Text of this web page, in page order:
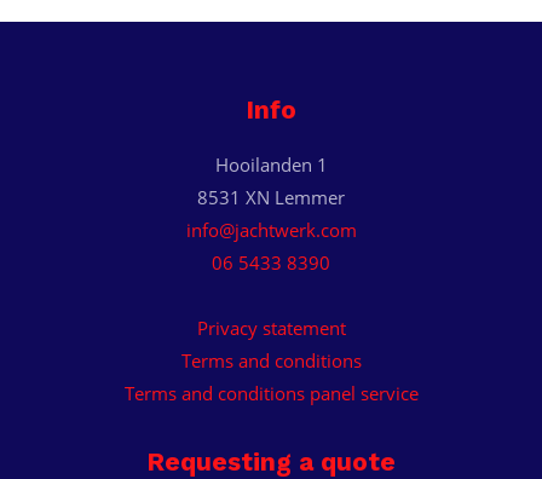
Info
Hooilanden 1
8531 XN Lemmer
info@jachtwerk.com
06 5433 8390
Privacy statement
Terms and conditions
Terms and conditions panel service
Requesting a quote